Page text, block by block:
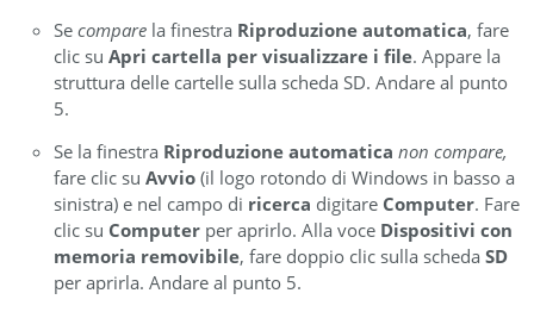
Se comparela finestra Riproduzione automatica, fare
clic su Apri cartella per visualizzare i file. Appare la
struttura delle cartelle sulla scheda SD. Andare al punto
5.
Se la finestra Riproduzione automatica non compare,
fare clic su Avvio (il logo rotondo di Windows in basso a
sinistra) e nel campo di ricerca digitare Computer. Fare
clic su Computer per aprirlo. Alla voce Dispositivi con
memoria removibile, fare doppio clic sulla scheda SD
per aprirla. Andare al punto 5.